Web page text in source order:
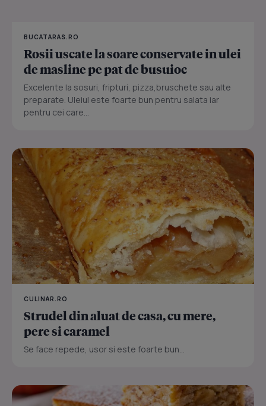
BUCATARAS.RO
Rosii uscate la soare conservate in ulei
de masline pe pat de busuioc
Excelente la sosuri, fripturi, pizza,bruschete sau alte
preparate. Uleiul este foarte bun pentru salata iar
pentru cei care...
CULINAR.RO
Strudel din aluat de casa, cu mere,
pere si caramel
Se face repede, usor si este foarte bun...